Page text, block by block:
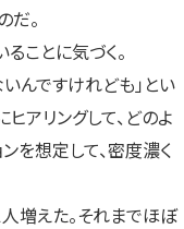
だ。
ことに気づく。
んですけれども」とい
ヒアリングして、どのよ
を想定して、密度濃く
増えた。それまでほぼ